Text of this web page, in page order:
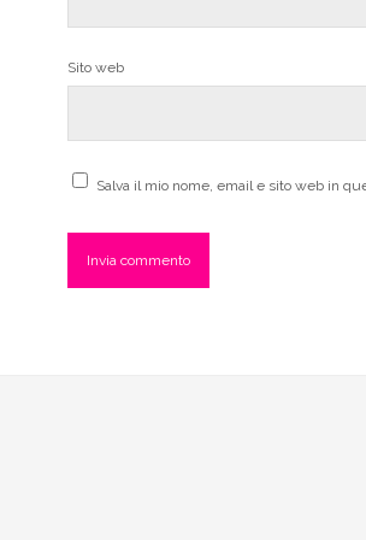
Sito web
Salva il mio nome, email e sito web in